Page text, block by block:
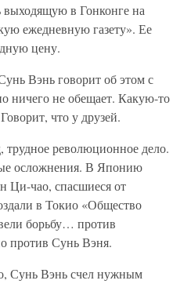
в Гонконге на
ежедневную газету». Ее
цену.
Вэнь говорит об этом с
ничего не обещает. Какую-то
что у друзей.
трудное революционное дело.
осложнения. В Японию
Ци-чао, спасшиеся от
в Токио «Общество
борьбу… против
против Сунь Вэня.
Сунь Вэнь счел нужным